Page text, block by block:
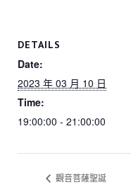
o
k
DETAILS
Date:
2023 年 03 月 10 日
Time:
19:00:00 - 21:00:00
觀音菩薩聖誕